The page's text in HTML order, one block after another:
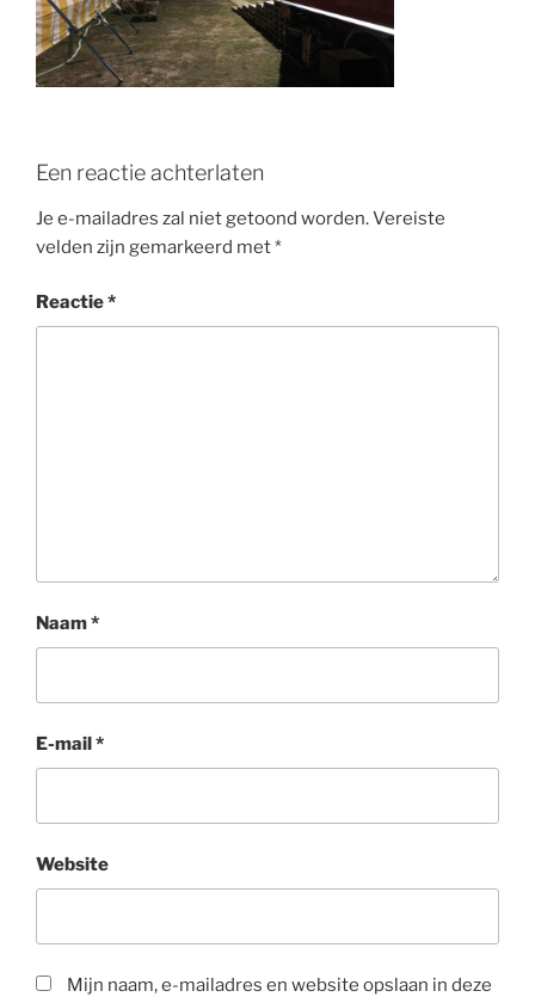
k
Een reactie achterlaten
Je e-mailadres zal niet getoond worden.Vereiste
velden zijn gemarkeerd met*
Reactie*
Naam*
E-mail*
Website
Mijn naam, e-mailadres en website opslaan in deze